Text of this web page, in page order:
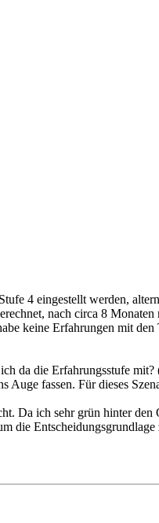
4 eingestellt werden,
nach circa 8
keine Erfahrungen mit
da die Erfahrungsstufe
fassen. Für dieses
Da ich sehr grün hinter
die